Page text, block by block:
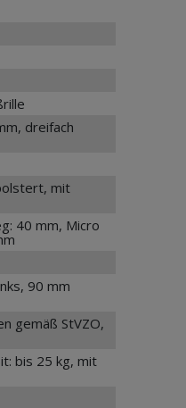
dreifach
mit
40 mm, Micro
90 mm
gemäß StVZO,
bis 25 kg, mit